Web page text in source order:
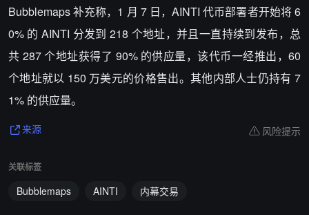
Bubblemaps 补充称，1 月 7 日，AINTI 代币部署者开始将 6
0% 的 AINTI 分发到 218 个地址，并且一直持续到发布，总
共 287 个地址获得了 90% 的供应量，该代币一经推出，60
个地址就以 150 万美元的价格售出。其他内部人士仍持有 7
1% 的供应量。
来源 风险提示
关联标签
Bubblemaps AINTI 内幕交易